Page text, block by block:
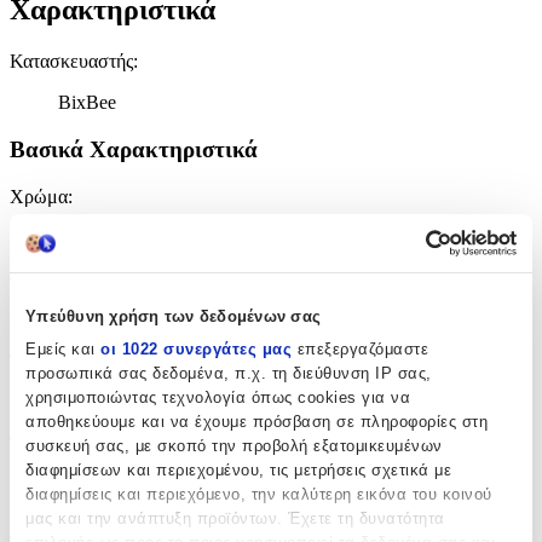
Υπεύθυνη χρήση των δεδομένων σας
Εμείς και οι 1022 συνεργάτες μας επεξεργαζόμαστε
προσωπικά σας δεδομένα, π.χ. τη διεύθυνση IP σας,
χρησιμοποιώντας τεχνολογία όπως cookies για να
αποθηκεύουμε και να έχουμε πρόσβαση σε πληροφορίες στη
συσκευή σας, με σκοπό την προβολή εξατομικευμένων
διαφημίσεων και περιεχομένου, τις μετρήσεις σχετικά με
διαφημίσεις και περιεχόμενο, την καλύτερη εικόνα του κοινού
μας και την ανάπτυξη προϊόντων. Έχετε τη δυνατότητα
Χαρακτηριστικά
Κατασκευαστής:
BixBee
Βασικά Χαρακτηριστικά
Χρώμα:
Φύλο:
Κορίτσι
Τύπος:
Πλάτης
Τάξη:
Νηπιαγωγείου
Διαστάσεις